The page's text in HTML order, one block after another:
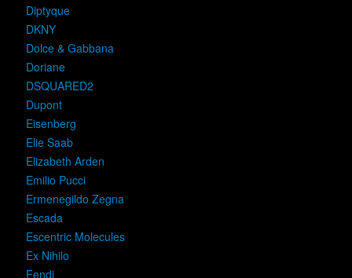
Diptyque
DKNY
Dolce & Gabbana
Doriane
DSQUARED2
Dupont
Eisenberg
Elie Saab
Elizabeth Arden
Emilio Pucci
Ermenegildo Zegna
Escada
Escentric Molecules
Ex Nihilo
Fendi